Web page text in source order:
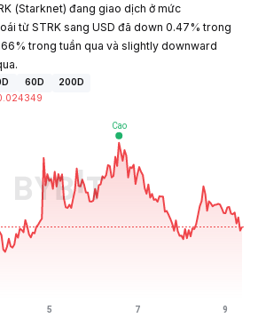
(Starknet) đang giao dịch ở mức
từ STRK sang USD đã down 0.47% trong
trong tuần qua và slightly downward
60D
200D
09, 08:58 GMT+0